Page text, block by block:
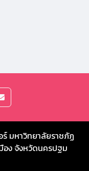
มหาวิทยาลัยราชภัฏ
อง จังหวัดนครปฐม